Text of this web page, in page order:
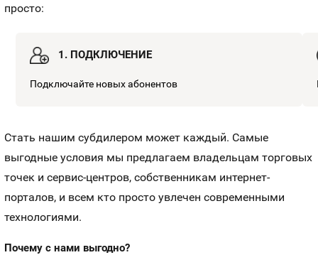
просто:
1. ПОДКЛЮЧЕНИЕ
Подключайте новых абонентов
Стать нашим субдилером может каждый. Самые
выгодные условия мы предлагаем владельцам торговых
точек и сервис-центров, собственникам интернет-
порталов, и всем кто просто увлечен современными
технологиями.
Почему с нами выгодно?